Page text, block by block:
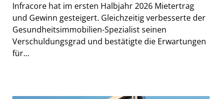
Infracore hat im ersten Halbjahr 2026 Mietertrag
und Gewinn gesteigert. Gleichzeitig verbesserte der
Gesundheitsimmobilien-Spezialist seinen
Verschuldungsgrad und bestätigte die Erwartungen
für...